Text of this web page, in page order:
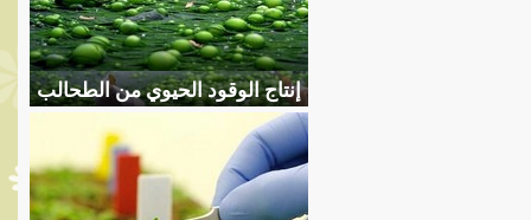
إنتاج الوقود الحيوي من الطحالب